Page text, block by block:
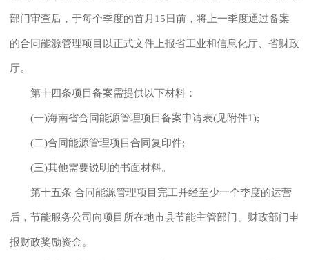
部门审查后，于每个季度的首月15日前，将上一季度通过备案
的合同能源管理项目以正式文件上报省工业和信息化厅、省财政
厅。
第十四条项目备案需提供以下材料：
(一)海南省合同能源管理项目备案申请表(见附件1);
(二)合同能源管理项目合同复印件;
(三)其他需要说明的书面材料。
第十五条 合同能源管理项目完工并经至少一个季度的运营
后，节能服务公司向项目所在地市县节能主管部门、财政部门申
报财政奖励资金。